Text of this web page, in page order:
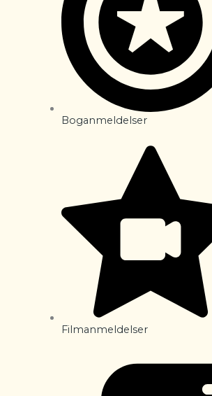
Boganmeldelser
Filmanmeldelser